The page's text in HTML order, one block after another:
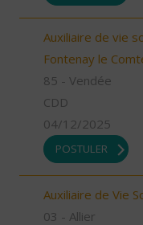
Auxiliaire de vie
Fontenay le
85 - Vendée
CDD
04/12/2025
POSTULER
Auxiliaire de Vie
03 - Allier